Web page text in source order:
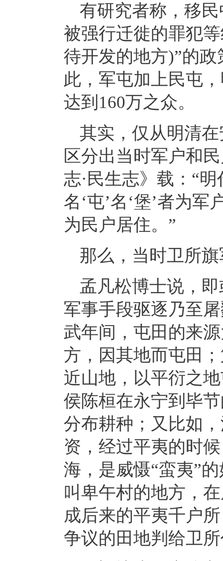
有研究者称，移
被强行迁徙的罪犯
待开发的地方)”的
此，军屯加上民屯
达到160万之众。
其实，仅从明清
区分出当时军户和
志·民生志》载：“
名‘屯’名‘堡’者为军
为民户居住。”
那么，当时卫所
孟凡松博士说，
军事手段驱逐乃至
武年间，屯田的来
方，因其地而屯田
近山地，以平衍之
侯陈桓在永宁到毕
分布耕种；又比如
资，经过平夷的时
海，是威慑“蛮夷”
叫卑午村的地方，
成后来的平夷千户
争议的田地判给卫